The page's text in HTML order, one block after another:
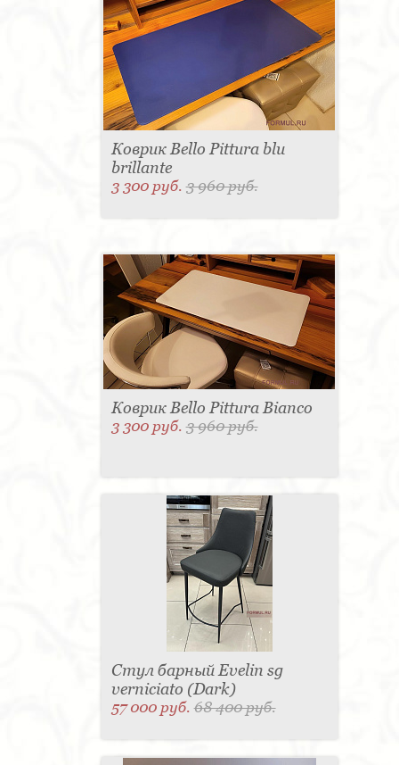
Коврик Bello Pittura blu
brillante
3 300 руб.3 960 руб.
Коврик Bello Pittura Bianco
3 300 руб.3 960 руб.
Стул барный Evelin sg
verniciato (Dark)
57 000 руб.68 400 руб.